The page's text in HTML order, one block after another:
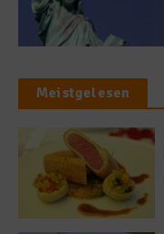
Meistgelesen